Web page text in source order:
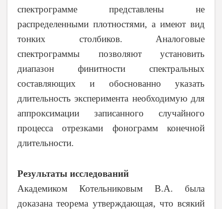
спектрограмме представлены не
распределенными плотностями, а имеют вид
тонких столбиков. Аналоговые
спектрограммы позволяют установить
диапазон финитности спектральных
составляющих и обоснованно указать
длительность эксперимента необходимую для
аппроксимации записанного случайного
процесса отрезками фонограмм конечной
длительности.
Результаты исследований
Академиком Котельниковым В.А. была
доказана теорема утверждающая, что всякий